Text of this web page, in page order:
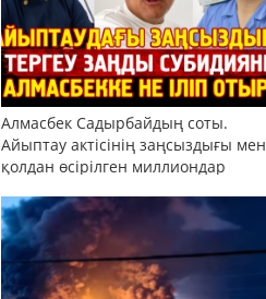
Алмасбек Садырбайдың соты.
Айыптау актісінің заңсыздығы мен
қолдан өсірілген миллиондар